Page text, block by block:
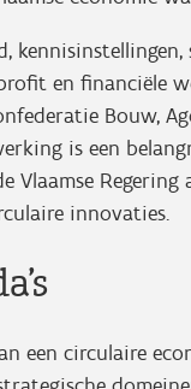
kennisinstellingen,
en financiële
Bouw,
is een
Regering
innovaties.
een circulaire